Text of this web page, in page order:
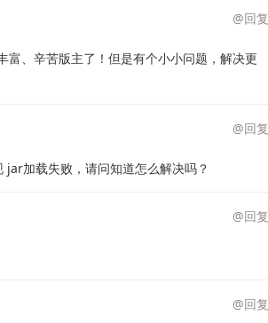
@回复
富、辛苦版主了！但是有个小小问题，解决更
@回复
加载失败，请问知道怎么解决吗？
@回复
@回复